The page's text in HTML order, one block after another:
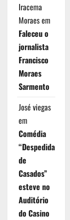
Iracema
Moraesem
Faleceu o
jornalista
Francisco
Moraes
Sarmento
José viegas
em
Comédia
“Despedida
de
Casados”
esteve no
Auditório
do Casino